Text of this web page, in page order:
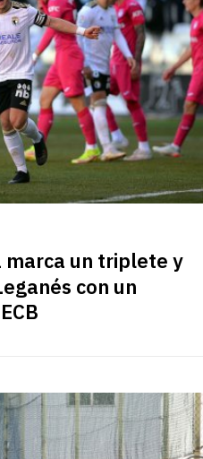
marca un triplete y
con un